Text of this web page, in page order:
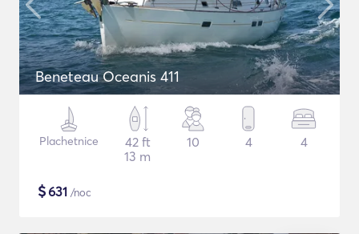
Beneteau Oceanis 411
Plachetnice
42 ft
13 m
10 4 4
$631 /noc